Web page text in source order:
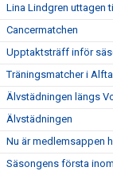
Lina Lindgren uttagen
Cancermatchen
Upptaktsträff inför
Träningsmatcher i Alfta
Älvstädningen längs
Älvstädningen
Nu är medlemsappen
Säsongens första